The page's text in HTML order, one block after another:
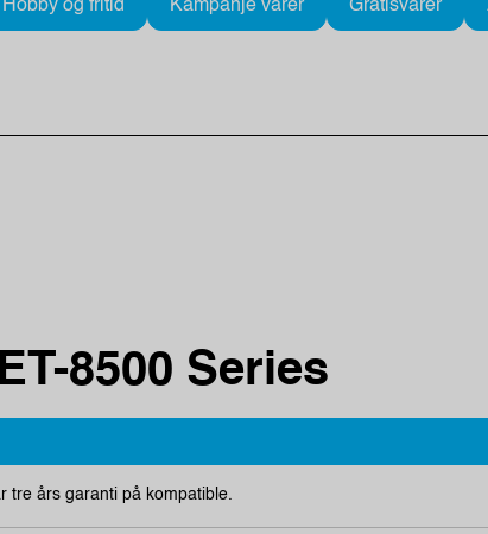
Hobby og fritid Kampanje varer Gratisvarer
8500 Series
tre års garanti på kompatible.